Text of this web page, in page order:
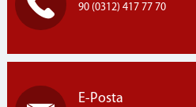
90 (0312) 417 77 70
E-Posta